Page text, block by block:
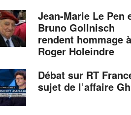
Jean-Marie Le Pen
Bruno Gollnisch
rendent hommage à
Roger Holeindre
Débat sur RT
sujet de l’affaire